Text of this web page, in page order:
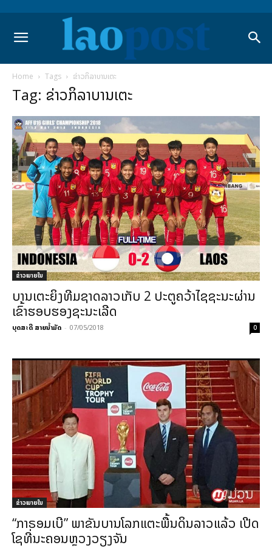
Home Tags ຂ່າວກິລາບານເຕະ
Tag: ຂ່າວກິລາບານເຕະ
ຂ່າວພາຍ​ໃນ
ບານເຕະຍິງທີມຊາດລາວເກັບ 2 ປະຕູຄວ້າໄຊຊະນະຜ່ານ
ເຂົ້າຮອບຮອງຊະນະເລີດ
ບຸດສະດີ ສາຍນ້ຳມັດ - 07/05/2018 0
ຂ່າວພາຍ​ໃນ
“ກາຣອມເບີ” ພາຂັນບານໂລກແຕະພື້ນດິນລາວແລ້ວ ເປີດ
ໂຊທີ່ນະຄອນຫຼວງວຽງຈັນ